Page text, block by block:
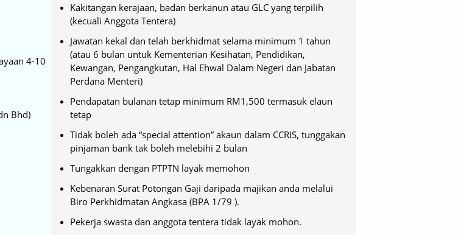
4-10
Bhd)
Kakitangan kerajaan, badan berkanun atau GLC yang terpilih
(kecuali Anggota Tentera)
Jawatan kekal dan telah berkhidmat selama minimum 1 tahun
(atau 6 bulan untuk Kementerian Kesihatan, Pendidikan,
Kewangan, Pengangkutan, Hal Ehwal Dalam Negeri dan Jabatan
Perdana Menteri)
Pendapatan bulanan tetap minimum RM1,500 termasuk elaun
tetap
Tidak boleh ada “special attention” akaun dalam CCRIS, tunggakan
pinjaman bank tak boleh melebihi 2 bulan
Tungakkan dengan PTPTN layak memohon
Kebenaran Surat Potongan Gaji daripada majikan anda melalui
Biro Perkhidmatan Angkasa (BPA 1/79 ).
Pekerja swasta dan anggota tentera tidak layak mohon.